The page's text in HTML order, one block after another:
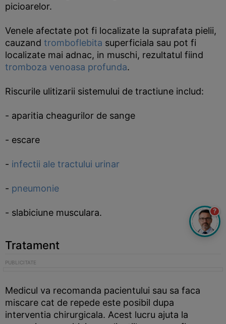
picioarelor.
Venele afectate pot fi localizate la suprafata pielii,
cauzand tromboflebita superficiala sau pot fi
localizate mai adnac, in muschi, rezultatul fiind
tromboza venoasa profunda.
Riscurile ulitizarii sistemului de tractiune includ:
- aparitia cheagurilor de sange
- escare
- infectii ale tractului urinar
- pneumonie
- slabiciune musculara.
Tratament
Medicul va recomanda pacientului sau sa faca
miscare cat de repede este posibil dupa
interventia chirurgicala. Acest lucru ajuta la
?